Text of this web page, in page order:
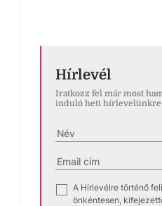
Hírlevél
Iratkozz fel már most
induló heti
✓
A Hírlevélre történő
önkéntesen,